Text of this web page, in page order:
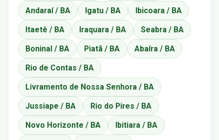
Andaraí / BA Igatu / BA Ibicoara / BA
Itaetê / BA Iraquara / BA Seabra / BA
Boninal / BA Piatã / BA Abaíra / BA
Rio de Contas / BA
Livramento de Nossa Senhora / BA
Jussiape / BA Rio do Pires / BA
Novo Horizonte / BA Ibitiara / BA